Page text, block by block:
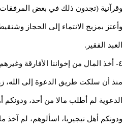
وقرآنية (تجدون ذلك في بعض المرفقات
وأعتز بمزيج الانتماء إلى الحجاز
العبد الفقير.
٤- أخذ المال من إخواننا الأفارقة وغيرهم.
منذ أن سلكت طريق الدعوة إلى الله،
الدعوية لم أطلب مالا من أحد، ودونكم
ودونكم أهل نيجيريا، اسألوهم، لم آخذ